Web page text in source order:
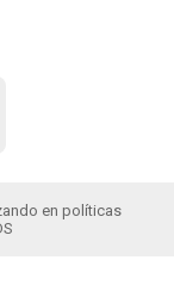
en políticas